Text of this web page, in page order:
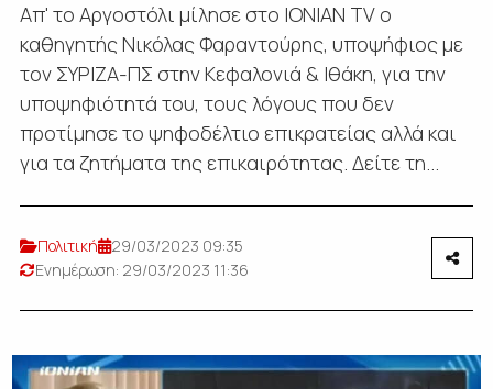
Απ' το Αργοστόλι μίλησε στο ΙΟΝΙΑΝ TV ο
καθηγητής Νικόλας Φαραντούρης, υποψήφιος με
τον ΣΥΡΙΖΑ-ΠΣ στην Κεφαλονιά & Ιθάκη, για την
υποψηφιότητά του, τους λόγους που δεν
προτίμησε το ψηφοδέλτιο επικρατείας αλλά και
για τα ζητήματα της επικαιρότητας. Δείτε τη...
Πολιτική
29/03/2023 09:35
Ενημέρωση: 29/03/2023 11:36